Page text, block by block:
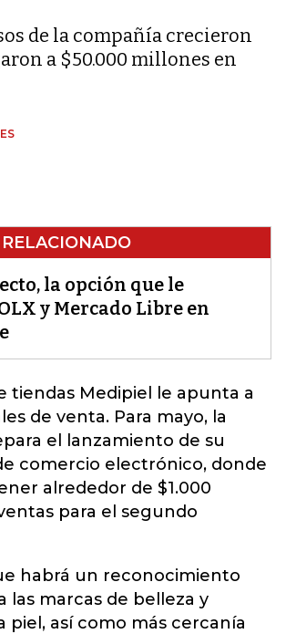
de la compañía crecieron
a $50.000 millones en
la opción que le
y Mercado Libre en
tiendas Medipiel le apunta a
de venta. Para mayo, la
el lanzamiento de su
comercio electrónico, donde
alrededor de $1.000
para el segundo
habrá un reconocimiento
las marcas de belleza y
piel, así como más cercanía